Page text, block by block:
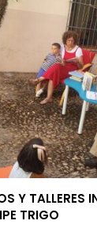
Y TALLERES
TRIGO